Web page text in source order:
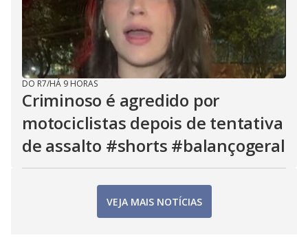
DO R7/HÁ 9 HORAS
Criminoso é agredido por
motociclistas depois de tentativa
de assalto #shorts #balançogeral
VEJA MAIS NOTÍCIAS